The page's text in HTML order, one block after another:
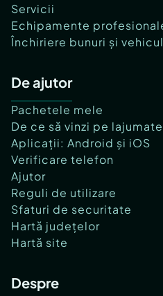
Servicii
Echipamente
Închiriere bunuri și
De ajutor
Pachetele mele
De ce să vinzi pe
Aplicații: Android și iOS
Verificare telefon
Ajutor
Reguli de utilizare
Sfaturi de securitate
Hartă județelor
Hartă site
Despre